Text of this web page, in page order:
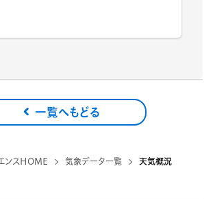
一覧へもどる
ンスHOME 気象データ一覧
天気概況